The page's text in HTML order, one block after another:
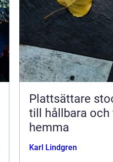
Plattsättare
till hållbara och
hemma
Karl Lindgren